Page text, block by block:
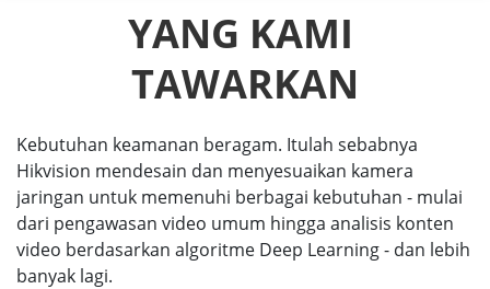
YANG KAMI
TAWARKAN
Kebutuhan keamanan beragam. Itulah sebabnya
Hikvision mendesain dan menyesuaikan kamera
jaringan untuk memenuhi berbagai kebutuhan - mulai
dari pengawasan video umum hingga analisis konten
video berdasarkan algoritme Deep Learning - dan lebih
banyak lagi.